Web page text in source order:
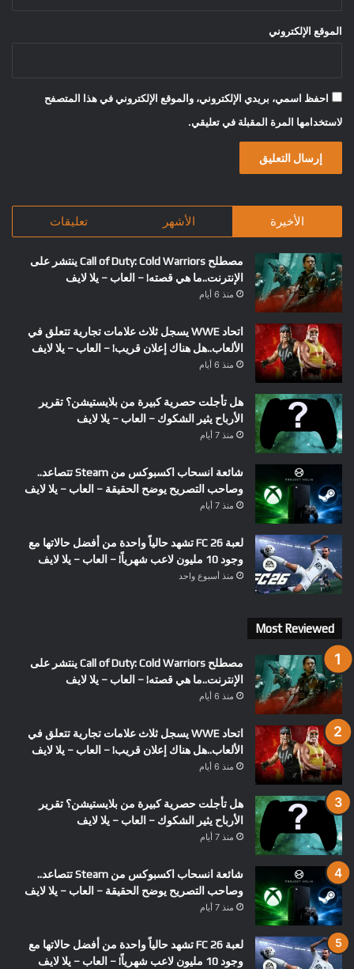
الموقع الإلكتروني
احفظ اسمي، بريدي الإلكتروني، والموقع الإلكتروني في هذا المتصفح
لاستخدامها المرة المقبلة في تعليقي.
الأخيرة الأشهر تعليقات
مصطلح Call of Duty: Cold Warriors ينتشر على
الإنترنت..ما هي قصته! – العاب – يلا لايف
منذ 6 أيام
اتحاد WWE يسجل ثلاث علامات تجارية تتعلق في
الألعاب..هل هناك إعلان قريب! – العاب – يلا لايف
منذ 6 أيام
هل تأجلت حصرية كبيرة من بلايستيشن؟ تقرير
الأرباح يثير الشكوك – العاب – يلا لايف
منذ 7 أيام
شائعة انسحاب اكسبوكس من Steam تتصاعد..
وصاحب التصريح يوضح الحقيقة – العاب – يلا لايف
منذ 7 أيام
لعبة FC 26 تشهد حالياً واحدة من أفضل حالاتها مع
وجود 10 مليون لاعب شهرياً! – العاب – يلا لايف
منذ أسبوع واحد
Most Reviewed
مصطلح Call of Duty: Cold Warriors ينتشر على
الإنترنت..ما هي قصته! – العاب – يلا لايف
منذ 6 أيام
اتحاد WWE يسجل ثلاث علامات تجارية تتعلق في
الألعاب..هل هناك إعلان قريب! – العاب – يلا لايف
منذ 6 أيام
هل تأجلت حصرية كبيرة من بلايستيشن؟ تقرير
الأرباح يثير الشكوك – العاب – يلا لايف
منذ 7 أيام
شائعة انسحاب اكسبوكس من Steam تتصاعد..
وصاحب التصريح يوضح الحقيقة – العاب – يلا لايف
منذ 7 أيام
لعبة FC 26 تشهد حالياً واحدة من أفضل حالاتها مع
وجود 10 مليون لاعب شهرياً! – العاب – يلا لايف